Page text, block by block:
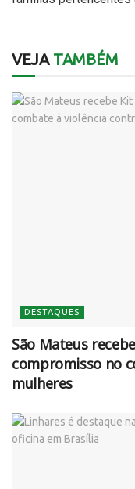
VEJATAMBÉM
DESTAQUES
São Mateus
compromisso no
mulheres